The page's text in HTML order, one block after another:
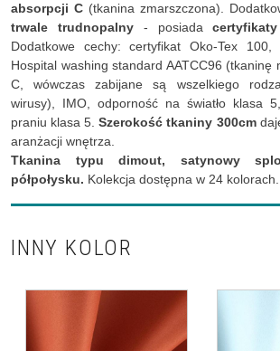
absorpcji C (tkanina zmarszczona).
trwale trudnopalny- posiada
Dodatkowe cechy: certyfikat Oko-Tex 100,
Hospital washing standard AATCC96 (tkaninę
C, wówczas zabijane są wszelkiego
wirusy), IMO, odporność na światło klasa
praniu klasa 5.Szerokość tkaniny 300cm
aranżacji wnętrza.
Tkanina typu dimout, satynowy
półpołysku. Kolekcja dostępna w 24 kolorach.
INNY KOLOR